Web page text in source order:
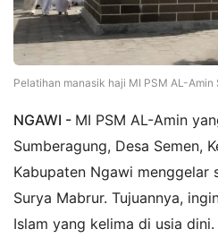
Pelatihan manasik haji MI PSM AL-Amin
NGAWI - MI PSM AL-Amin
Sumberagung, Desa Semen,
Kabupaten Ngawi menggelar
Surya Mabrur. Tujuannya,
Islam yang kelima di usia dini.